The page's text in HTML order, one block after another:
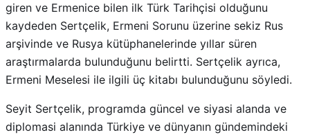
giren ve Ermenice bilen ilk Türk Tarihçisi olduğunu
kaydeden Sertçelik, Ermeni Sorunu üzerine sekiz Rus
arşivinde ve Rusya kütüphanelerinde yıllar süren
araştırmalarda bulunduğunu belirtti. Sertçelik ayrıca,
Ermeni Meselesi ile ilgili üç kitabı bulunduğunu söyledi.
Seyit Sertçelik, programda güncel ve siyasi alanda ve
diplomasi alanında Türkiye ve dünyanın gündemindeki